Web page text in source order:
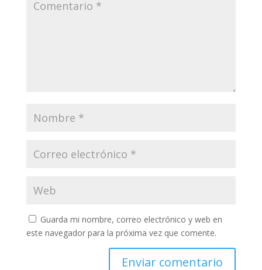
Guarda mi nombre, correo electrónico y web en
este navegador para la próxima vez que comente.